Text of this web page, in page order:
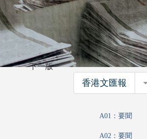
下一版
香港文匯報
A01：要聞
A02：要聞